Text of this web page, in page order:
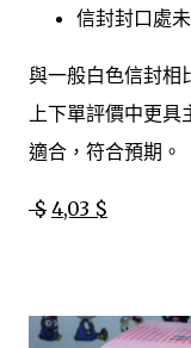
信封封口處
與一般白色信封
上下單評價中更具
適合，符合預期。
$ 4,03 $